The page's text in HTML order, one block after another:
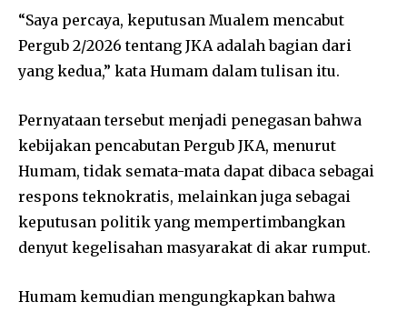
“Saya percaya, keputusan Mualem mencabut
Pergub 2/2026 tentang JKA adalah bagian dari
yang kedua,” kata Humam dalam tulisan itu.
Pernyataan tersebut menjadi penegasan bahwa
kebijakan pencabutan Pergub JKA, menurut
Humam, tidak semata-mata dapat dibaca sebagai
respons teknokratis, melainkan juga sebagai
keputusan politik yang mempertimbangkan
denyut kegelisahan masyarakat di akar rumput.
Humam kemudian mengungkapkan bahwa